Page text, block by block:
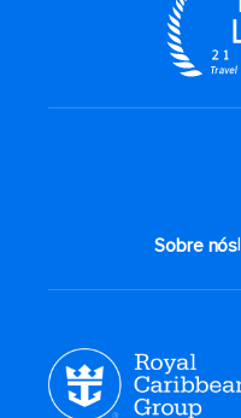
Sobre nós|